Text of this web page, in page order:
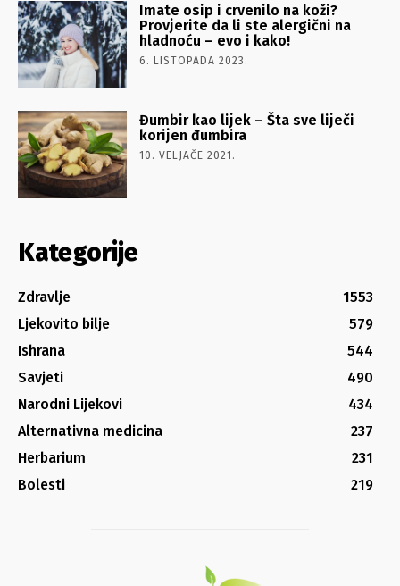
Imate osip i crvenilo na koži?
Provjerite da li ste alergični na
hladnoću – evo i kako!
6. LISTOPADA 2023.
Đumbir kao lijek – Šta sve liječi
korijen đumbira
10. VELJAČE 2021.
Kategorije
Zdravlje
1553
Ljekovito bilje
579
Ishrana
544
Savjeti
490
Narodni Lijekovi
434
Alternativna medicina
237
Herbarium
231
Bolesti
219